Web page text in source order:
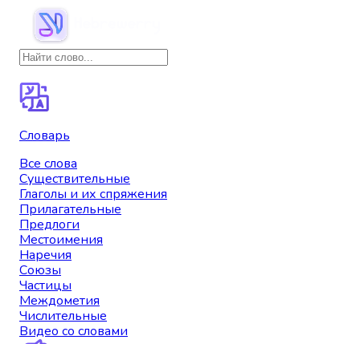
Словарь
Все слова
Существительные
Глаголы и их спряжения
Прилагательные
Предлоги
Местоимения
Наречия
Союзы
Частицы
Междометия
Числительные
Видео со словами